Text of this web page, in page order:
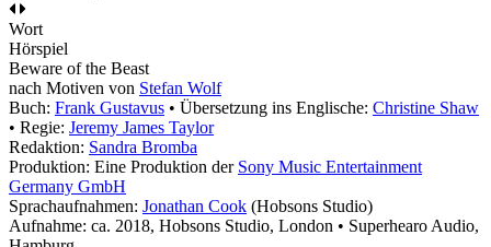
Wort
Hörspiel
Beware of the Beast
nach Motiven von Stefan Wolf
Buch: Frank Gustavus • Übersetzung ins Englische: Christine Shaw
• Regie: Jeremy James Taylor
Redaktion: Sandra Bromba
Produktion: Eine Produktion der Sony Music Entertainment
Germany GmbH
Sprachaufnahmen: Jonathan Cook (Hobsons Studio)
Aufnahme: ca. 2018, Hobsons Studio, London • Superhearo Audio,